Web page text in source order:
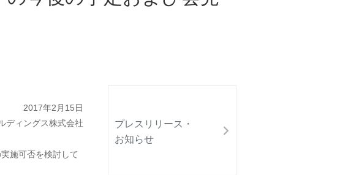
プレスリリース・
お知らせ
2017年2月15日
ディングス株式会社
施可否を検討して